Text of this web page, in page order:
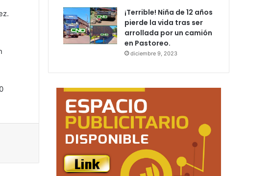
¡Terrible! Niña de 12 años
pierde la vida tras ser
arrollada por un camión
en Pastoreo.
diciembre 9, 2023